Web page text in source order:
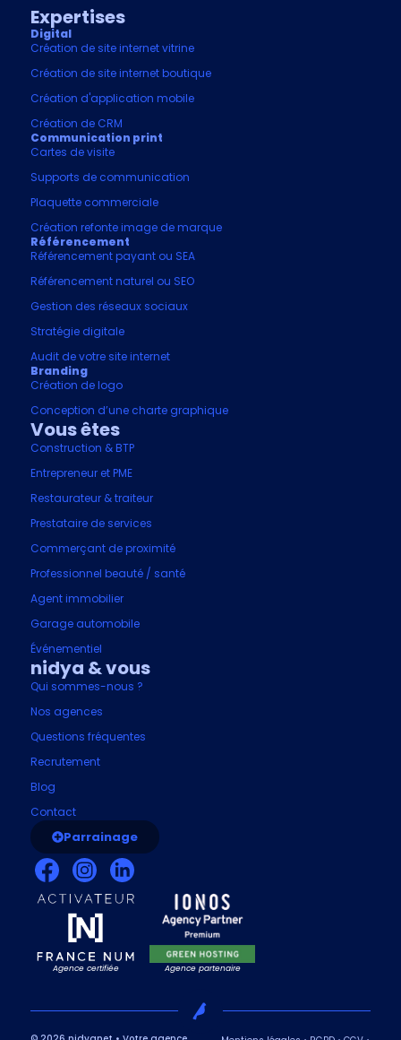
Expertises
Digital
Création de site internet vitrine
Création de site internet boutique
Création d'application mobile
Création de CRM
Communication print
Cartes de visite
Supports de communication
Plaquette commerciale
Création refonte image de marque
Référencement
Référencement payant ou SEA
Référencement naturel ou SEO
Gestion des réseaux sociaux
Stratégie digitale
Audit de votre site internet
Branding
Création de logo
Conception d’une charte graphique
Vous êtes
Construction & BTP
Entrepreneur et PME
Restaurateur & traiteur
Prestataire de services
Commerçant de proximité
Professionnel beauté / santé
Agent immobilier
Garage automobile
Événementiel
nidya & vous
Qui sommes-nous ?
Nos agences
Questions fréquentes
Recrutement
Blog
Contact
Parrainage
Agence certifiée Agence partenaire